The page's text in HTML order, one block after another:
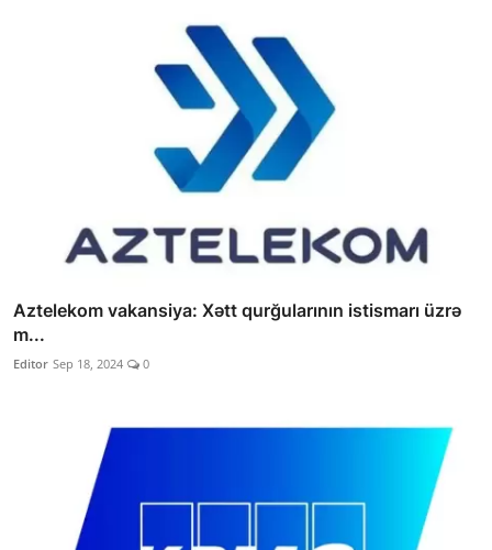
Aztelekom vakansiya: Xətt qurğularının istismarı üzrə
m...
Editor Sep 18, 2024 0